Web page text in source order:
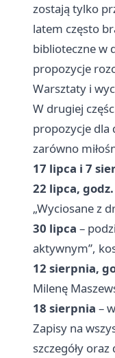
zostają tylko
latem często
biblioteczne w
propozycje
Warsztaty i
W drugiej
propozycje
zarówno
17 lipca i 7
22 lipca,
„Wyciosane z
30 lipca –
aktywnym”,
12 sierpnia,
Milenę
18 sierpnia –
Zapisy na
szczegóły